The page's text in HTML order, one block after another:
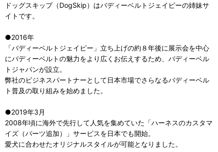
ドッグスキップ（DogSkip）はバディーベルトジェイピーの姉妹サ
イトです。
●2016年
「バディーベルトジェイピー」立ち上げの約８年後に展示会を中心
にバディーベルトの魅力をより広くお伝えするため、バディーベル
トジャパンが設立。
弊社のビジネスパートナーとして日本市場でさらなるバディーベル
ト普及の取り組みを始めました。
●2019年3月
2008年頃に海外で先行して人気を集めていた「ハーネスのカスタマ
イズ（パーツ追加）」サービスを日本でも開始。
愛犬に合わせたオリジナルスタイルが可能となりました。